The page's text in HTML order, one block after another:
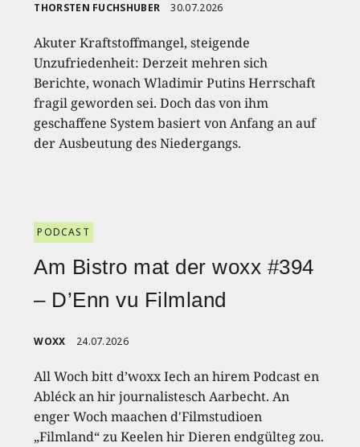
THORSTEN FUCHSHUBER 30.07.2026
Akuter Kraftstoffmangel, steigende
Unzufriedenheit: Derzeit mehren sich
Berichte, wonach Wladimir Putins Herrschaft
fragil geworden sei. Doch das von ihm
geschaffene System basiert von Anfang an auf
der Ausbeutung des Niedergangs.
PODCAST
Am Bistro mat der woxx #394
– D’Enn vu Filmland
WOXX 24.07.2026
All Woch bitt d’woxx Iech an hirem Podcast en
Abléck an hir journalistesch Aarbecht. An
enger Woch maachen d'Filmstudioen
„Filmland“ zu Keelen hir Dieren endgülteg zou.